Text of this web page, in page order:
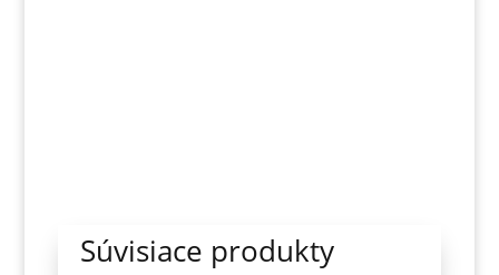
Súvisiace produkty